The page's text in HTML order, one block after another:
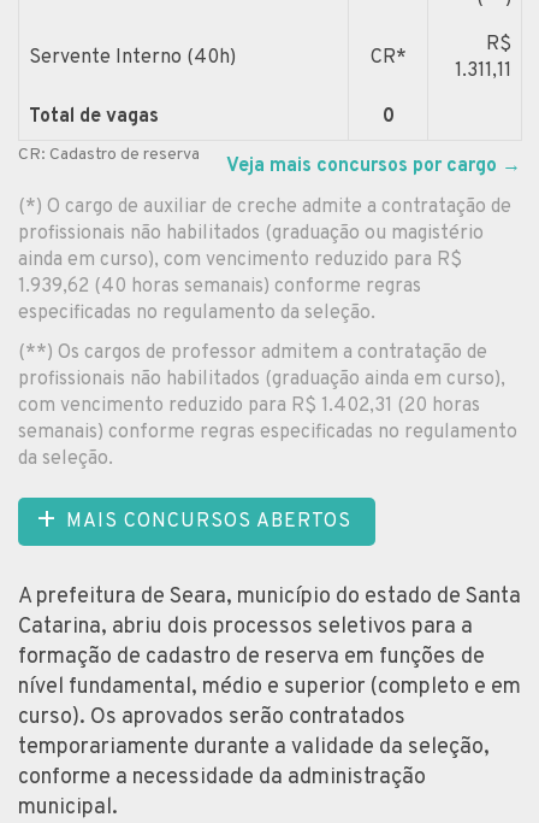
Servente Interno (40h) CR*
R$
1.311,11
Total de vagas
0
CR: Cadastro de reserva Veja mais concursos por cargo →
(*) O cargo de auxiliar de creche admite a contratação de
profissionais não habilitados (graduação ou magistério
ainda em curso), com vencimento reduzido para R$
1.939,62 (40 horas semanais) conforme regras
especificadas no regulamento da seleção.
(**) Os cargos de professor admitem a contratação de
profissionais não habilitados (graduação ainda em curso),
com vencimento reduzido para R$ 1.402,31 (20 horas
semanais) conforme regras especificadas no regulamento
da seleção.
MAIS CONCURSOS ABERTOS
A prefeitura de Seara, município do estado de Santa
Catarina, abriu dois processos seletivos para a
formação de cadastro de reserva em funções de
nível fundamental, médio e superior (completo e em
curso). Os aprovados serão contratados
temporariamente durante a validade da seleção,
conforme a necessidade da administração
municipal.